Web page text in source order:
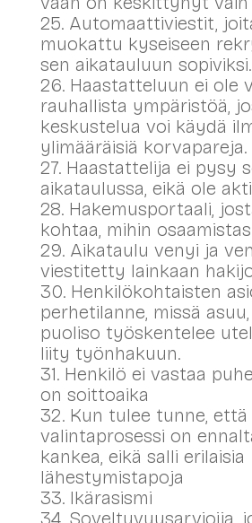
25. Automaattiviestit,
muokattu kyseiseen
sen aikatauluun sopiviksi.
26. Haastatteluun ei ole
rauhallista ympäristöä,
keskustelua voi käydä
ylimääräisiä korvapareja.
27. Haastattelija ei pysy
aikataulussa, eikä ole
28. Hakemusportaali,
kohtaa, mihin
29. Aikataulu venyi ja
viestitetty lainkaan
30. Henkilökohtaisten
perhetilanne, missä
puoliso työskentelee
liity työnhakuun.
31. Henkilö ei vastaa
on soittoaika
32. Kun tulee tunne, että
valintaprosessi on
kankea, eikä salli erilaisia
lähestymistapoja
33. Ikärasismi